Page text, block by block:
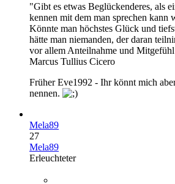
"Gibt es etwas Beglückenderes, als
kennen mit dem man sprechen kann
Könnte man höchstes Glück und
hätte man niemanden, der daran
vor allem Anteilnahme und
Marcus Tullius Cicero
Früher Eve1992 - Ihr könnt mich
nennen.
Mela89
27
Mela89
Erleuchteter